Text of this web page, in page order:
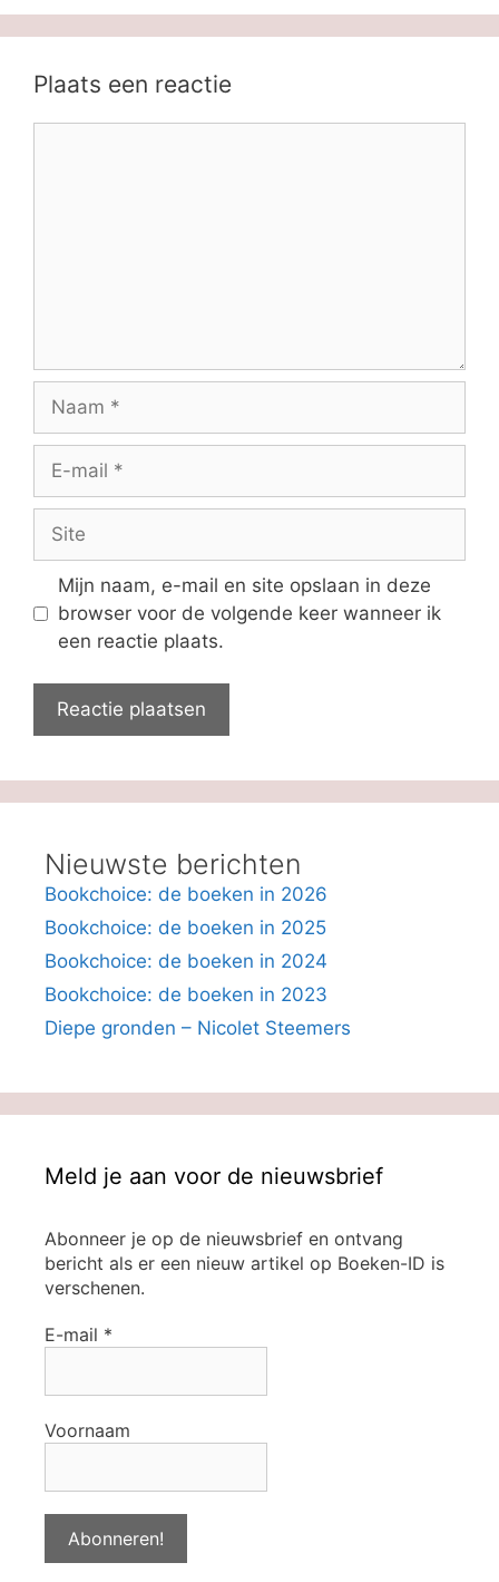
Plaats een reactie
mail
Mijn naam, e-mail en site opslaan in deze
browser voor de volgende keer wanneer ik
een reactie plaats.
Nieuwste berichten
Bookchoice: de boeken in 2026
Bookchoice: de boeken in 2025
Bookchoice: de boeken in 2024
Bookchoice: de boeken in 2023
Diepe gronden – Nicolet Steemers
Meld je aan voor de nieuwsbrief
Abonneer je op de nieuwsbrief en ontvang
bericht als er een nieuw artikel op Boeken-ID is
verschenen.
E-mail *
Voornaam